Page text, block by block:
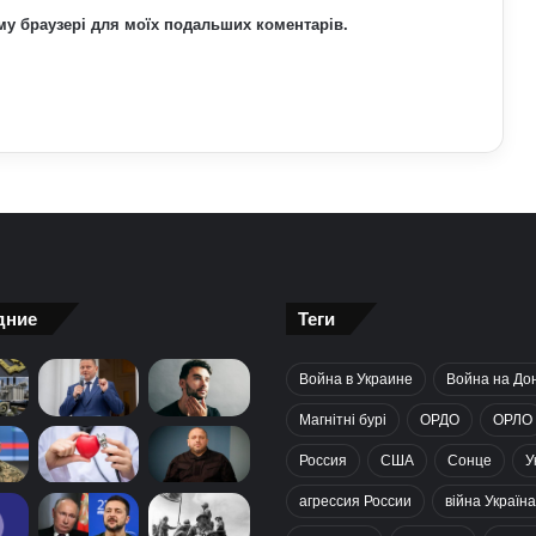
браузері для моїх подальших коментарів.
Теги
Война в Украине Война на
Магнітні бурі ОРДО ОРЛО
Россия США Сонце
агрессия России війна Україна